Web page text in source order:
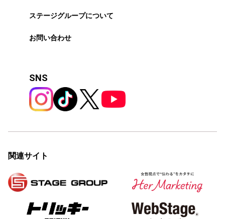
ステージグループについて
お問い合わせ
SNS
関連サイト